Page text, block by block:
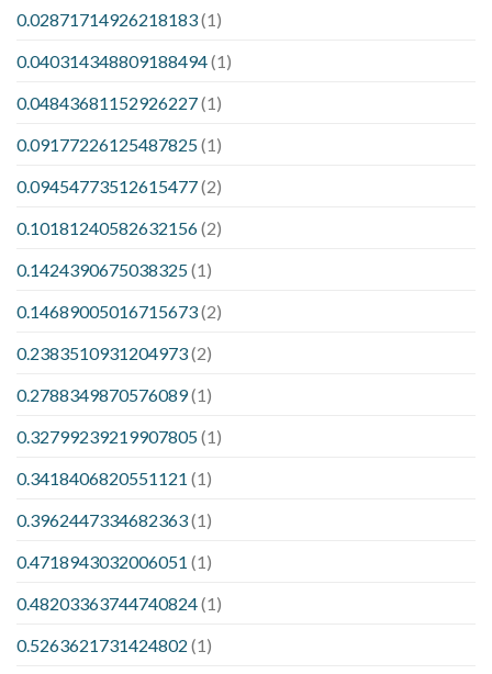
0.02871714926218183(1)
0.040314348809188494(1)
0.04843681152926227(1)
0.09177226125487825(1)
0.09454773512615477(2)
0.10181240582632156(2)
0.1424390675038325(1)
0.14689005016715673(2)
0.2383510931204973(2)
0.2788349870576089(1)
0.32799239219907805(1)
0.3418406820551121 (1)
0.3962447334682363(1)
0.4718943032006051 (1)
0.48203363744740824(1)
0.5263621731424802 (1)